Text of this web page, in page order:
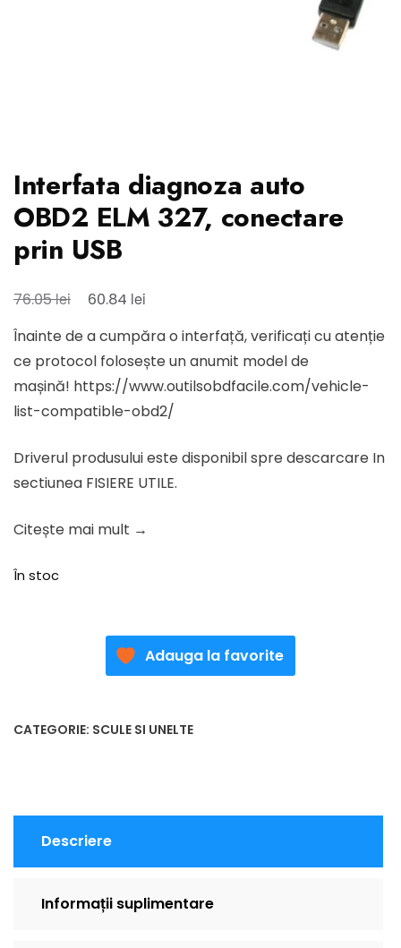
Interfata diagnoza auto
OBD2 ELM 327, conectare
prin USB
76.05lei
Prețul
a
fost:
76.05 lei.
60.84 lei
este:
60.84 lei.
Înainte de a cumpăra o interfață, verificați cu atenție
ce protocol folosește un anumit model de
mașină! https://www.outilsobdfacile.com/vehicle-
list-compatible-obd2/
Driverul produsului este disponibil spre descarcare In
sectiunea FISIERE UTILE.
Citește mai mult →
În stoc
Adauga la favorite
CATEGORIE: SCULE SI UNELTE
Descriere
Informații suplimentare